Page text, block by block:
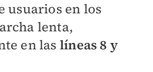
usuarios en los
lenta,
en las líneas 8 y